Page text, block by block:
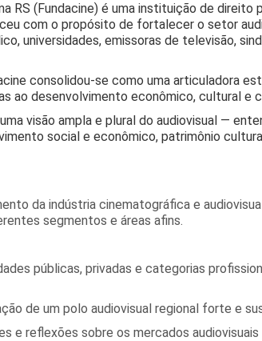
RS (Fundacine) é uma instituição de
com o propósito de fortalecer o setor
universidades, emissoras de televisão,
consolidou-se como uma articuladora
ao desenvolvimento econômico, cultural e
visão ampla e plural do audiovisual —
social e econômico, patrimônio
da indústria cinematográfica e
segmentos e áreas afins.
públicas, privadas e categorias
de um polo audiovisual regional forte e
e reflexões sobre os mercados